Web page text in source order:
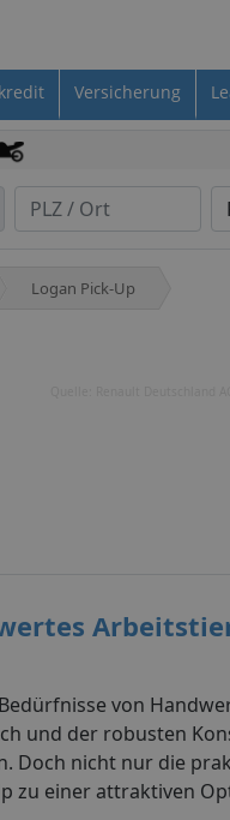
Versicherung
Logan Pick-Up
von
und der robusten
Doch nicht nur die
zu einer attraktiven